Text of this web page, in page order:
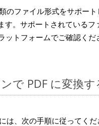
のファイル形式をサポー
す。サポートされているフ
ットフォームでご確認くだ
で PDF に変換
には、次の手順に従ってくだ